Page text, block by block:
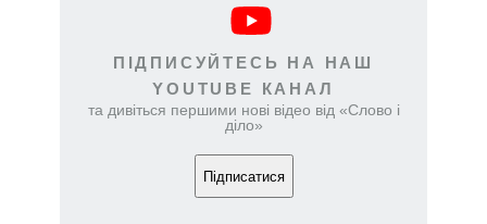
ПІДПИСУЙТЕСЬ НА НАШ
YOUTUBE КАНАЛ
та дивіться першими нові відео від «Слово і
діло»
Підписатися